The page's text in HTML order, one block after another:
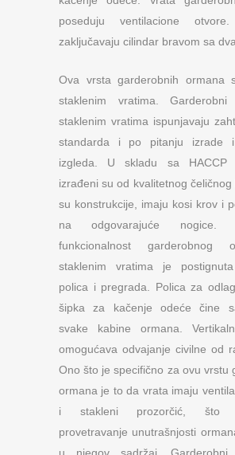
poseduju ventilacione
zaključavaju cilindar bravom sa
Ova vrsta garderobnih ormana
staklenim vratima.
staklenim vratima ispunjavaju
standarda i po pitanju izrade
izgleda. U skladu sa HACCP
izrađeni su od kvalitetnog čeličnog
su konstrukcije, imaju kosi krov i
na odgovarajuće nogice.
funkcionalnost garderobnog
staklenim vratima je
polica i pregrada. Polica za
šipka za kačenje odeće čine
svake kabine ormana.
omogućava odvajanje civilne od
Ono što je specifično za ovu vrstu
ormana je to da vrata imaju
i stakleni prozorčić, što
provetravanje unutrašnjosti